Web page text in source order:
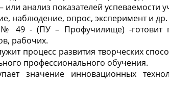
анализ показателей успеваемости
наблюдение, опрос, эксперимент и др.
- (ПУ – Профучилище) -готовит
рабочих.
процесс развития творческих
профессионального обучения.
значение инновационных